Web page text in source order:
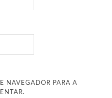
NAVEGADOR PARA A